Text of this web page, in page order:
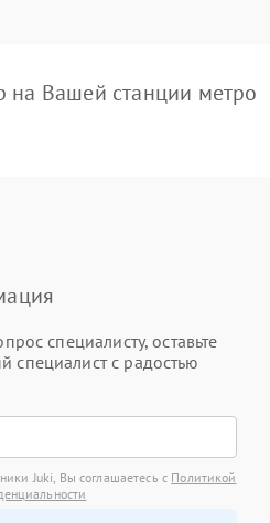
на Вашей станции метро
специалисту, оставьте
специалист с радостью
Juki, Вы соглашаетесь с Политикой